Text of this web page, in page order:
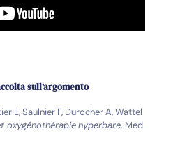
sull’argomento
L, Saulnier F, Durocher A, Wattel
oxygénothérapiehyperbare. Med